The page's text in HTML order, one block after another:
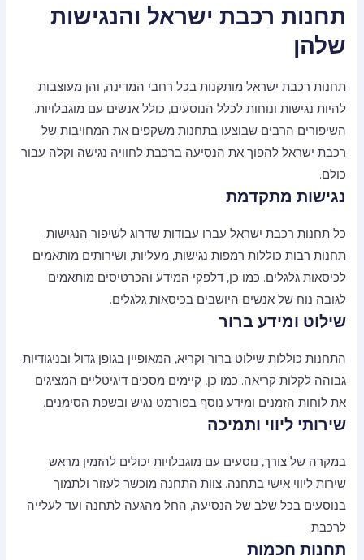
תחנות רכבת ישראל והנגישות
שלהן
תחנות רכבת ישראל מותקנות בכל רחבי המדינה, והן מעוצבות
להיות נגישות ונוחות לכלל הנוסעים, כולל אנשים עם מוגבלויות.
השיפורים הרבים שבוצעו בתחנות משקפים את המחויבות של
רכבת ישראל להפוך את הנסיעה ברכבת לחוויה נגישה וקלה עבור
כולם.
נגישות מתקדמת
כל תחנות רכבת ישראל עברו עבודות שדרוג לשיפור הנגישות.
תחנות רבות כוללות רמפות נגישות, מעליות, ושירותים מותאמים
לכיסאות גלגלים. כמו כן, דלפקי המידע והכרטיסים מותאמים
לגובה נוח של אנשים היושבים בכיסאות גלגלים.
שילוט ומידע ברור
התחנות כוללות שילוט ברור וקריא, המאופיין בגופן גדול ובניגודיות
גבוהה לקלות קריאה. כמו כן, קיימים מסכים דיגיטליים המציגים
את לוחות הזמנים ומידע נוסף בפורמט נגיש ובשפת הסימנים.
שירותי ליווי ותמיכה
במקרה של צורך, נוסעים עם מוגבלויות יכולים להזמין מראש
שירות ליווי אישי בתחנה. צוות התחנה מוכשר לעזור ולתמוך
בנוסעים בכל שלב של הנסיעה, החל מהגעה לתחנה ועד לעלייה
לרכבת.
תחנות חכמות